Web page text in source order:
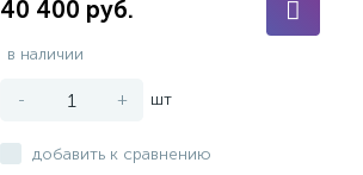
40 400 руб.
в наличии
- + шт
добавить к сравнению